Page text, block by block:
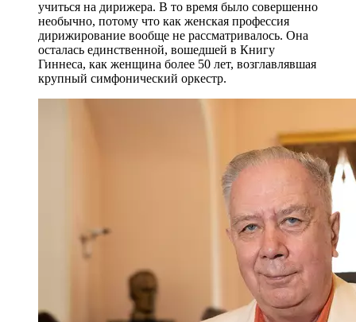
учиться на дирижера. В то время было совершенно
необычно, потому что как женская профессия
дирижирование вообще не рассматривалось. Она
осталась единственной, вошедшей в Книгу
Гиннеса, как женщина более 50 лет, возглавлявшая
крупный симфонический оркестр.